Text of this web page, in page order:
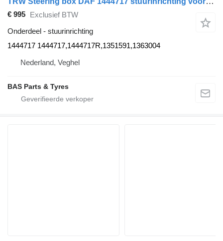
€ 995 Exclusief BTW
Onderdeel - stuurinrichting
1444717 1444717,1444717R,1351591,1363004
Nederland, Veghel
BAS Parts & Tyres